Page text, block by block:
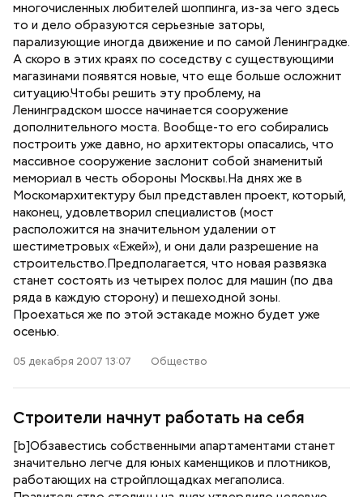
многочисленных любителей шоппинга, из-за чего здесь
то и дело образуются серьезные заторы,
парализующие иногда движение и по самой Ленинградке.
А скоро в этих краях по соседству с существующими
магазинами появятся новые, что еще больше осложнит
ситуацию.Чтобы решить эту проблему, на
Ленинградском шоссе начинается сооружение
дополнительного моста. Вообще-то его собирались
построить уже давно, но архитекторы опасались, что
массивное сооружение заслонит собой знаменитый
мемориал в честь обороны Москвы.На днях же в
Москомархитектуру был представлен проект, который,
наконец, удовлетворил специалистов (мост
расположится на значительном удалении от
шестиметровых «Ежей»), и они дали разрешение на
строительство.Предполагается, что новая развязка
станет состоять из четырех полос для машин (по два
ряда в каждую сторону) и пешеходной зоны.
Проехаться же по этой эстакаде можно будет уже
осенью.
05 декабря 2007 13:07 Общество
Строители начнут работать на себя
[b]Обзавестись собственными апартаментами станет
значительно легче для юных каменщиков и плотников,
работающих на стройплощадках мегаполиса.